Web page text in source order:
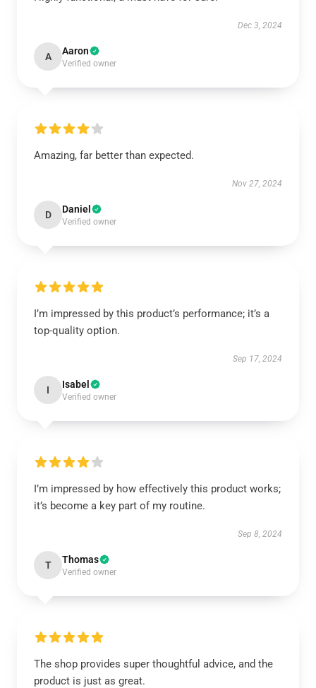
Dec 3, 2024
A Aaron
Verified owner
Amazing, far better than expected.
Nov 27, 2024
D Daniel
Verified owner
I’m impressed by this product’s performance; it’s a
top-quality option.
Sep 17, 2024
I Isabel
Verified owner
I’m impressed by how effectively this product works;
it’s become a key part of my routine.
Sep 8, 2024
T Thomas
Verified owner
The shop provides super thoughtful advice, and the
product is just as great.